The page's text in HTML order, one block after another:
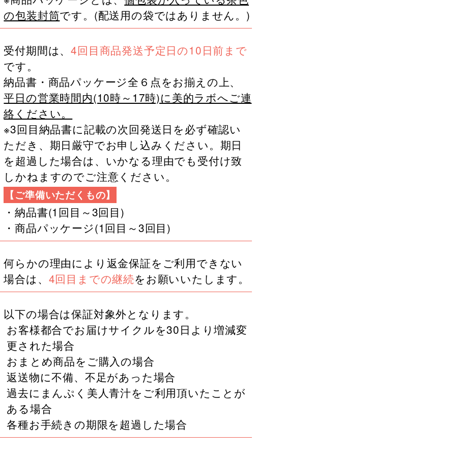
の包装封筒です。(配送用の袋ではありません。)
受付期間は、4回目商品発送予定日の10日前まで
です。
納品書・商品パッケージ全６点をお揃えの上、
平日の営業時間内(10時～17時)に美的ラボへご連
絡ください。
※3回目納品書に記載の次回発送日を必ず確認い
ただき、期日厳守でお申し込みください。期日
を超過した場合は、いかなる理由でも受付け致
しかねますのでご注意ください。
【ご準備いただくもの】
・納品書(1回目～3回目)
・商品パッケージ(1回目～3回目)
何らかの理由により返金保証をご利用できない
場合は、 4回目までの継続をお願いいたします。
以下の場合は保証対象外となります。
お客様都合でお届けサイクルを30日より増減変
更された場合
おまとめ商品をご購入の場合
返送物に不備、不足があった場合
過去にまんぷく美人青汁をご利用頂いたことが
ある場合
各種お手続きの期限を超過した場合